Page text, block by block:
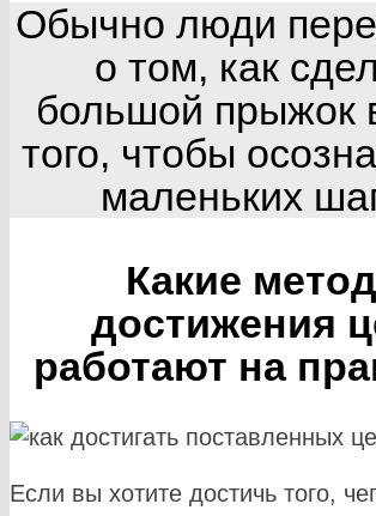
Обычно люди
о том, как
большой прыжок
того, чтобы
маленьких
Какие
достижения
работают на
Если вы хотите достичь того,